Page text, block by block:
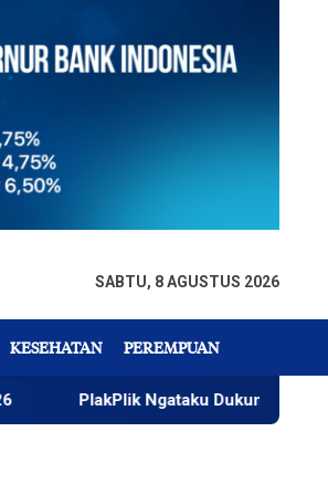
SABTU, 8 AGUSTUS 2026
KESEHATAN PEREMPUAN
Ngataku Dukung Taufik Ismail Raih